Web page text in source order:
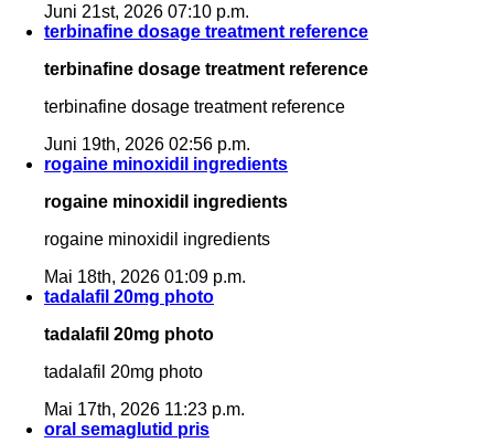
Juni 21st, 2026 07:10 p.m.
terbinafine dosage treatment reference
terbinafine dosage treatment reference
terbinafine dosage treatment reference
Juni 19th, 2026 02:56 p.m.
rogaine minoxidil ingredients
rogaine minoxidil ingredients
rogaine minoxidil ingredients
Mai 18th, 2026 01:09 p.m.
tadalafil 20mg photo
tadalafil 20mg photo
tadalafil 20mg photo
Mai 17th, 2026 11:23 p.m.
oral semaglutid pris